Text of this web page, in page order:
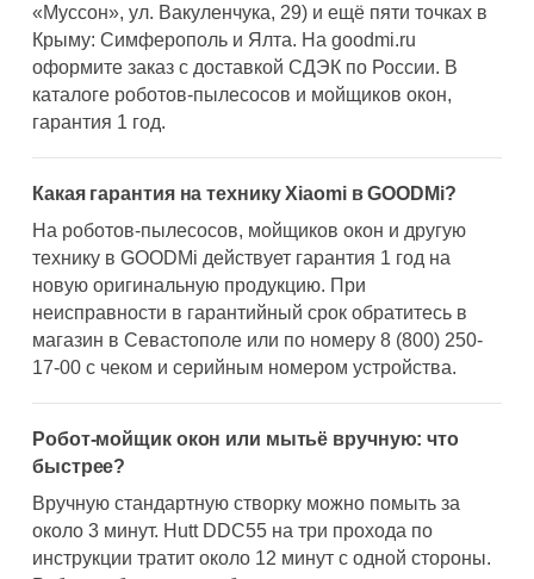
«Муссон», ул. Вакуленчука, 29) и ещё пяти точках в
Крыму: Симферополь и Ялта. На goodmi.ru
оформите заказ с доставкой СДЭК по России. В
каталоге роботов-пылесосов и мойщиков окон,
гарантия 1 год.
Какая гарантия на технику Xiaomi в GOODMi?
На роботов-пылесосов, мойщиков окон и другую
технику в GOODMi действует гарантия 1 год на
новую оригинальную продукцию. При
неисправности в гарантийный срок обратитесь в
магазин в Севастополе или по номеру 8 (800) 250-
17-00 с чеком и серийным номером устройства.
Робот-мойщик окон или мытьё вручную: что
быстрее?
Вручную стандартную створку можно помыть за
около 3 минут. Hutt DDC55 на три прохода по
инструкции тратит около 12 минут с одной стороны.